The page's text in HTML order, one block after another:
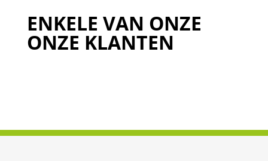
ENKELE VAN ONZE
ONZE KLANTEN